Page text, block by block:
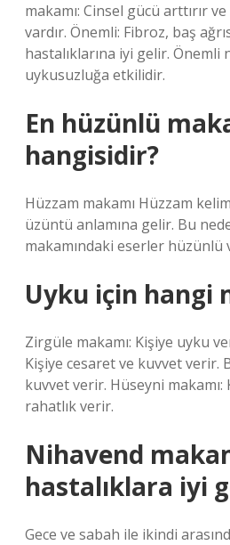
makamı: Cinsel gücü arttırır
vardır. Önemli: Fibroz, baş
hastalıklarına iyi gelir. Önemli
uykusuzluğa etkilidir.
En hüzünlü
hangisidir?
Hüzzam makamı Hüzzam
üzüntü anlamına gelir. Bu
makamındaki eserler hüzünlü
Uyku için hangi
Zirgüle makamı: Kişiye uyku
Kişiye cesaret ve kuvvet verir.
kuvvet verir. Hüseyni makamı:
rahatlık verir.
Nihavend
hastalıklara iyi
Gece ve sabah ile ikindi